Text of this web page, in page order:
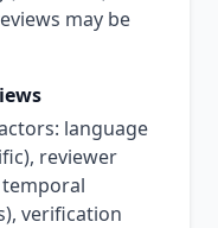
may be
language
reviewer
verification